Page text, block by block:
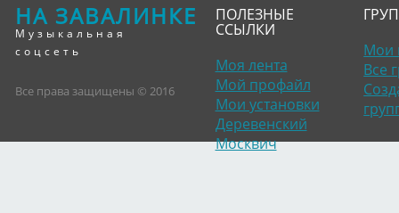
НА ЗАВАЛИНКЕ
Музыкальная
соцсеть
Все права защищены © 2016
ПОЛЕЗНЫЕ
ССЫЛКИ
Моя лента
Мой профайл
Мои установки
Деревенский
Москвич
Мои
Все